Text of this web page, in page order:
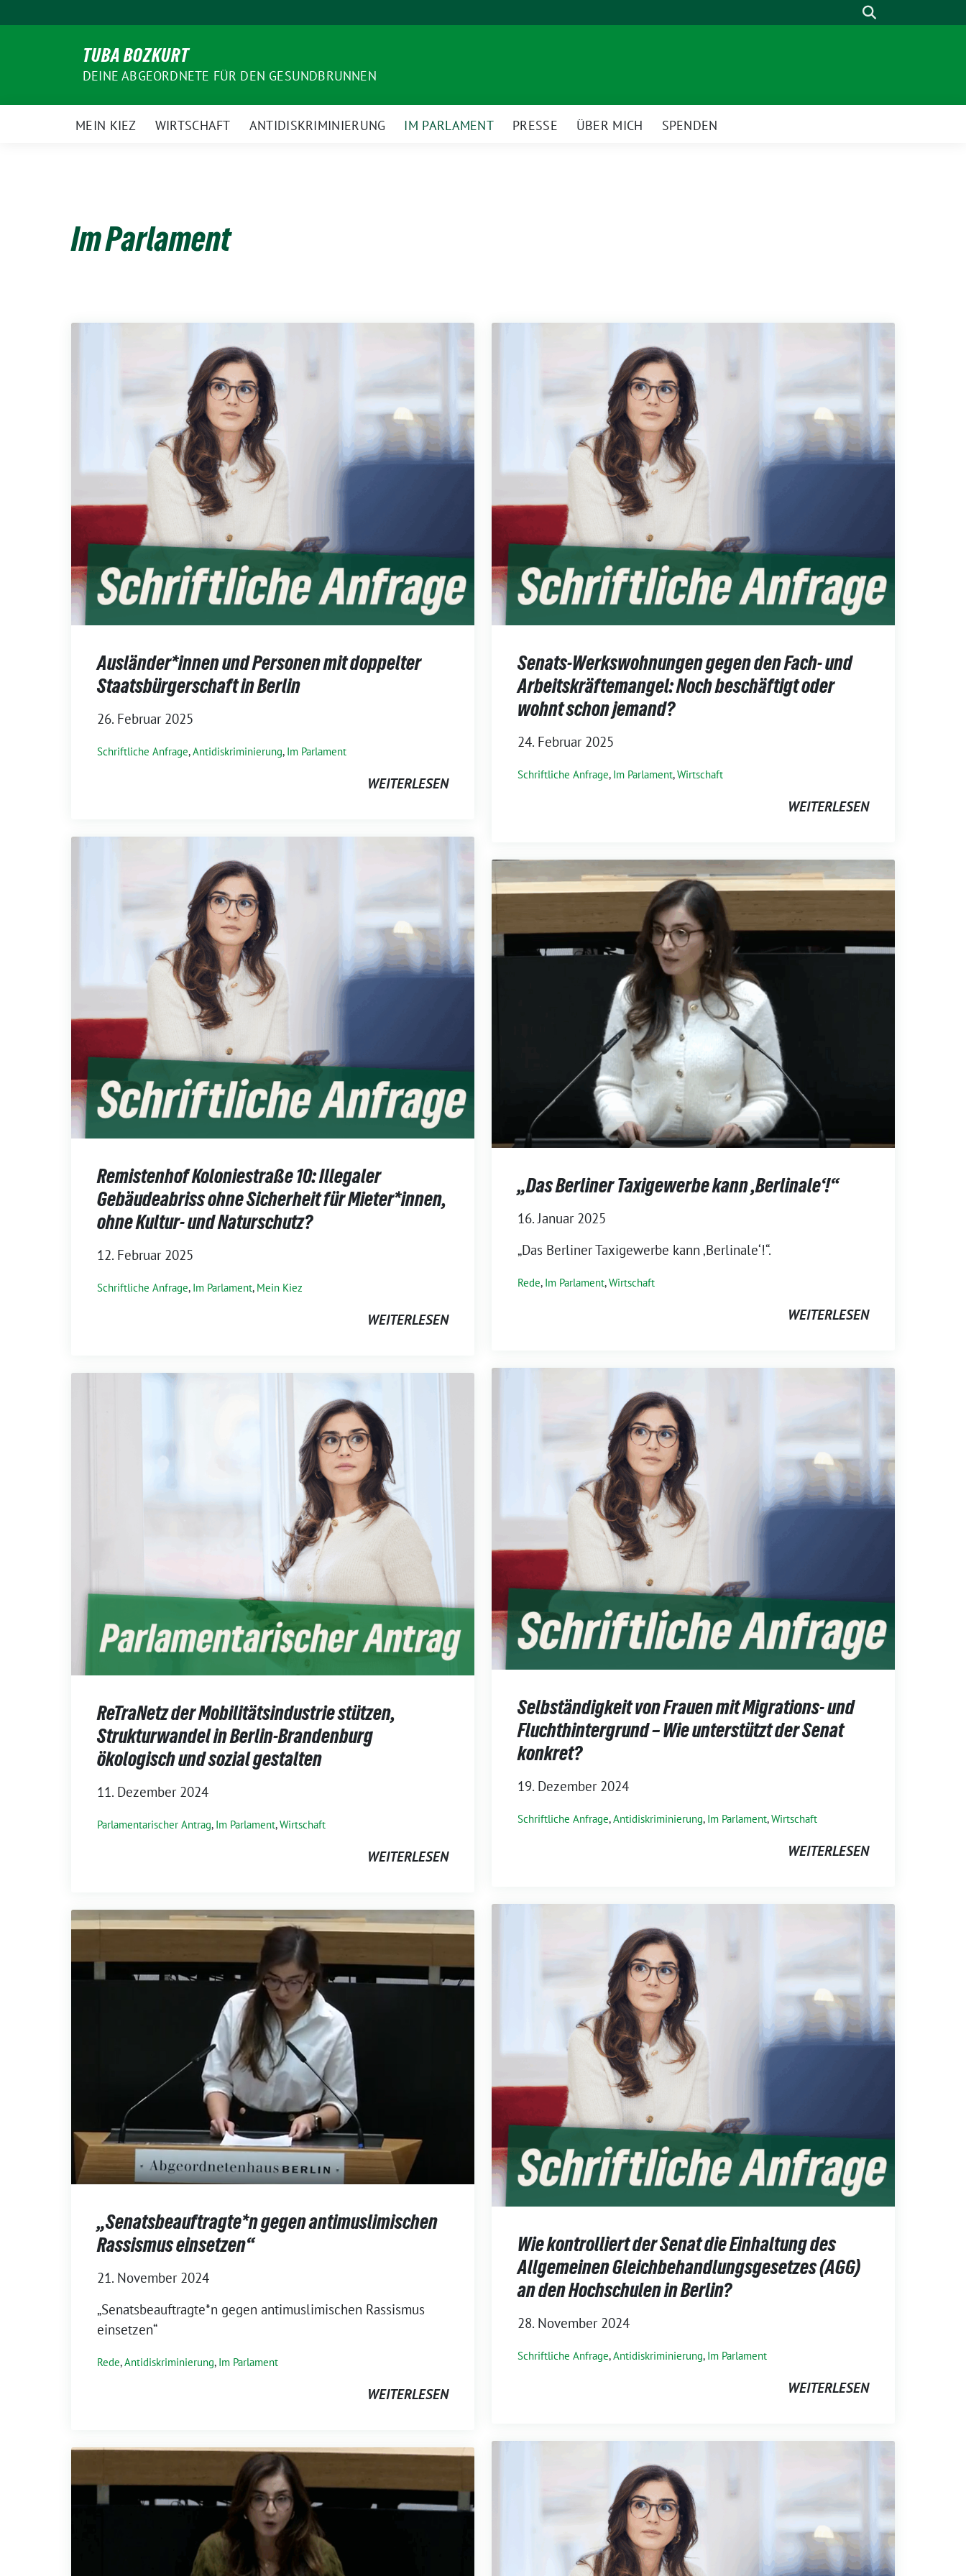
zum
Suche
TUBA BOZKURT
DEINE ABGEORDNETE FÜR DEN GESUNDBRUNNEN
MEIN KIEZ WIRTSCHAFT ANTIDISKRIMINIERUNG IM PARLAMENT PRESSE ÜBER MICH SPENDEN
Im Parlament
Ausländer*innen und Personen mit doppelter
Staatsbürgerschaft in Berlin
26. Februar 2025
Schriftliche Anfrage,Antidiskriminierung, Im Parlament
WEITERLESEN
Senats-Werkswohnungen gegen den Fach- und
Arbeitskräftemangel: Noch beschäftigt oder
wohnt schon jemand?
24. Februar 2025
Schriftliche Anfrage, Im Parlament,Wirtschaft
WEITERLESEN
Remistenhof Koloniestraße 10: Illegaler
Gebäudeabriss ohne Sicherheit für Mieter*innen,
ohne Kultur- und Naturschutz?
12. Februar 2025
Schriftliche Anfrage, Im Parlament, Mein Kiez
WEITERLESEN
„Das Berliner Taxigewerbe kann ‚Berlinale‘!“
16. Januar 2025
„Das Berliner Taxigewerbe kann ‚Berlinale‘!“.
Rede, Im Parlament,Wirtschaft
WEITERLESEN
Selbständigkeit von Frauen mit Migrations- und
Fluchthintergrund – Wie unterstützt der Senat
konkret?
19. Dezember 2024
Schriftliche Anfrage,Antidiskriminierung, Im Parlament,Wirtschaft
WEITERLESEN
ReTraNetz der Mobilitätsindustrie stützen,
Strukturwandel in Berlin-Brandenburg
ökologisch und sozial gestalten
11. Dezember 2024
Parlamentarischer Antrag, Im Parlament,Wirtschaft
WEITERLESEN
Wie kontrolliert der Senat die Einhaltung des
Allgemeinen Gleichbehandlungsgesetzes (AGG)
an den Hochschulen in Berlin?
28. November 2024
Schriftliche Anfrage,Antidiskriminierung, Im Parlament
WEITERLESEN
„Senatsbeauftragte*n gegen antimuslimischen
Rassismus einsetzen“
21. November 2024
„Senatsbeauftragte*n gegen antimuslimischen Rassismus
einsetzen“
Rede,Antidiskriminierung, Im Parlament
WEITERLESEN